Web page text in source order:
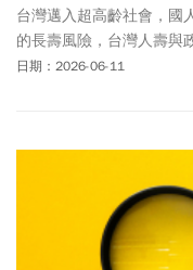
台灣邁入超高齡社會，國
的長壽風險，台灣人壽與
匯聚國內外產官學權威全
日期：2026-06-11